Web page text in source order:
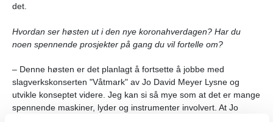
det.
Hvordan ser høsten ut i den nye koronahverdagen? Har du
noen spennende prosjekter på gang du vil fortelle om?
– Denne høsten er det planlagt å fortsette å jobbe med
slagverkskonserten "Våtmark" av Jo David Meyer Lysne og
utvikle konseptet videre. Jeg kan si så mye som at det er mange
spennende maskiner, lyder og instrumenter involvert. At Jo